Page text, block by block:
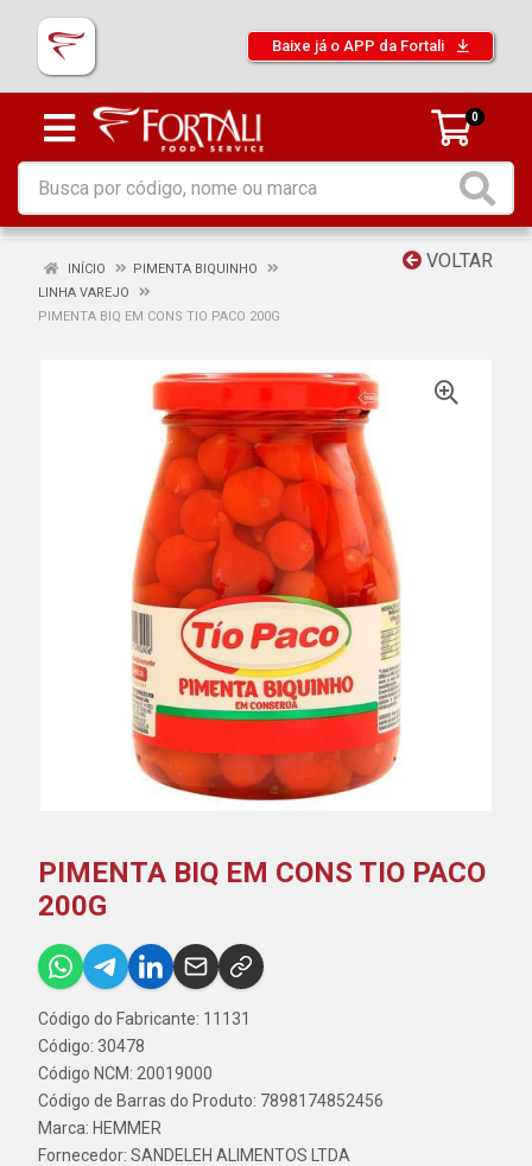
Baixe já o APP da Fortali
0
VOLTAR
INÍCIO
PIMENTA BIQUINHO
LINHA VAREJO
PIMENTA BIQ EM CONS TIO PACO 200G
PIMENTA BIQ EM CONS TIO PACO
200G
Código do Fabricante: 11131
Código: 30478
Código NCM: 20019000
Código de Barras do Produto: 7898174852456
Marca: HEMMER
Fornecedor: SANDELEH ALIMENTOS LTDA